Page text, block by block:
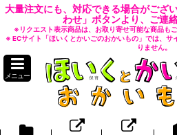
大量注文にも、対応できる場合がご
わせ」ボタンより、ご連
※リクエスト表示商品は、お取り寄せ可能な商品も
※ ECサイト「ほいくとかいごのおかいもの」では、サ
りません。
メニュー